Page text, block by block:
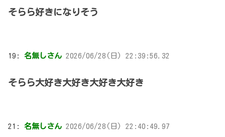
そらら好きになりそう
19: 名無しさん 2026/06/28(日) 22:39:56.32
そらら大好き大好き大好き大好き
21: 名無しさん 2026/06/28(日) 22:40:49.97